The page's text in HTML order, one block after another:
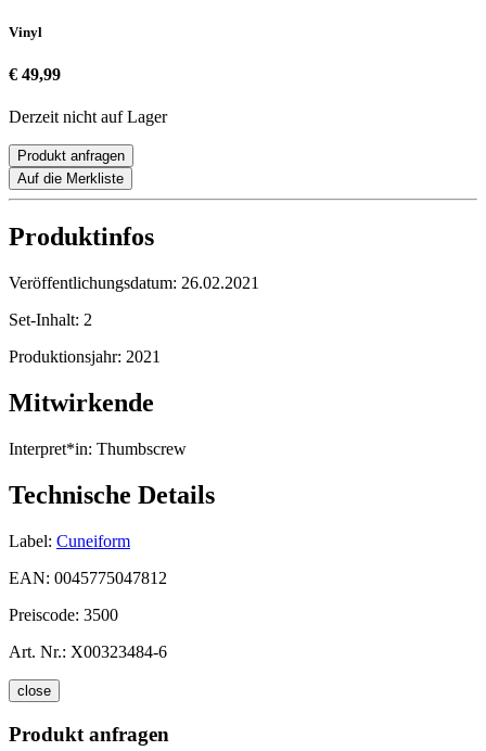
Vinyl
€ 49,99
Derzeit nicht auf Lager
Produkt anfragen
Auf die Merkliste
Produktinfos
Veröffentlichungsdatum: 26.02.2021
Set-Inhalt: 2
Produktionsjahr: 2021
Mitwirkende
Interpret*in: Thumbscrew
Technische Details
Label: Cuneiform
EAN: 0045775047812
Preiscode: 3500
Art. Nr.: X00323484-6
close
Produkt anfragen